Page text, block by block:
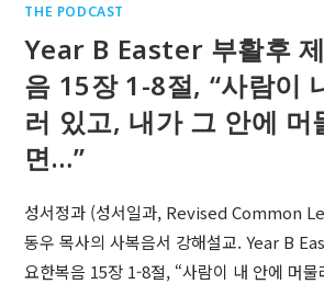
THE PODCAST
Year B Easter 부활후
음 15장 1-8절, “사람이
러 있고, 내가 그 안에 머
면…”
성서정과 (성서일과, Revised Common
동우 목사의 사복음서 강해설교. Year B
요한복음 15장 1-8절, “사람이 내 안에 머